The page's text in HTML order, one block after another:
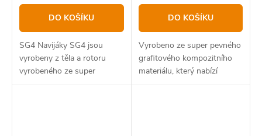
DO KOŠÍKU
SG4 Navijáky SG4 jsou
vyrobeny z těla a rotoru
vyrobeného ze super
pevného grafitového
DO KOŠÍKU
Vyrobeno ze super pevného
grafitového kompozitního
materiálu, který nabízí
pevnost, nízkou hmotnost a